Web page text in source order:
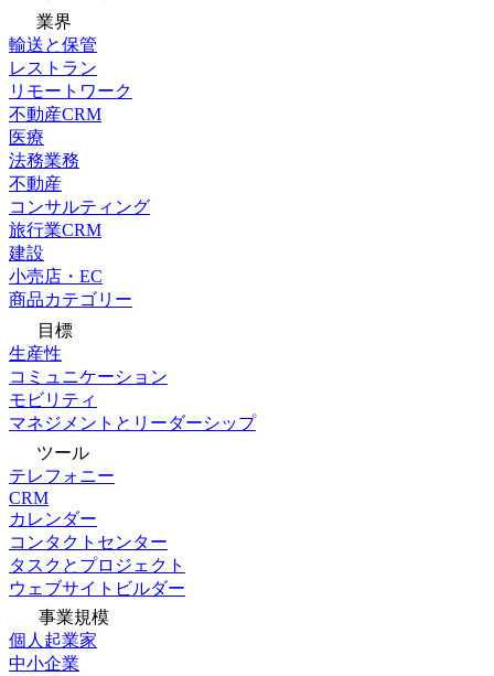
業界
輸送と保管
レストラン
リモートワーク
不動産CRM
医療
法務業務
不動産
コンサルティング
旅行業CRM
建設
小売店・EC
商品カテゴリー
目標
生産性
コミュニケーション
モビリティ
マネジメントとリーダーシップ
ツール
テレフォニー
CRM
カレンダー
コンタクトセンター
タスクとプロジェクト
ウェブサイトビルダー
事業規模
個人起業家
中小企業